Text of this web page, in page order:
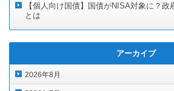
【個人向け国債】国債がNISA対象に？
とは
アーカイブ
2026年8月